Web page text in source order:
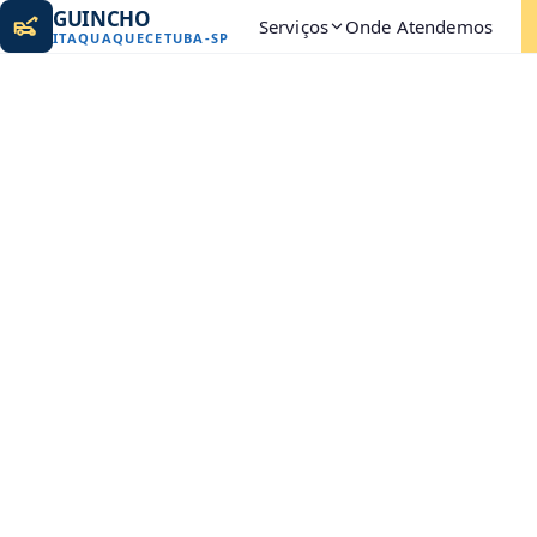
GUINCHO
ITAQUAQUECETUBA-SP Serviços Onde Atendemos